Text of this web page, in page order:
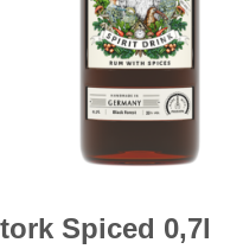
Spiced 0,7l